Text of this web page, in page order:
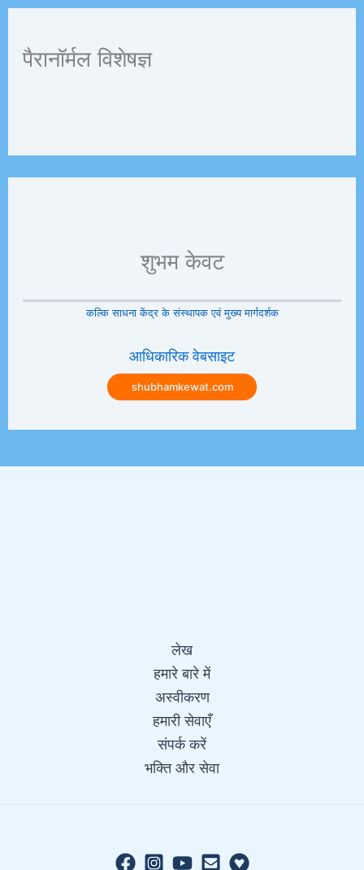
पैरानॉर्मल विशेषज्ञ
शुभम केवट
कल्कि साधना केंद्र के संस्थापक एवं मुख्य मार्गदर्शक
आधिकारिक वेबसाइट
shubhamkewat.com
लेख
हमारे बारे में
अस्वीकरण
हमारी सेवाएँ
संपर्क करें
भक्ति और सेवा